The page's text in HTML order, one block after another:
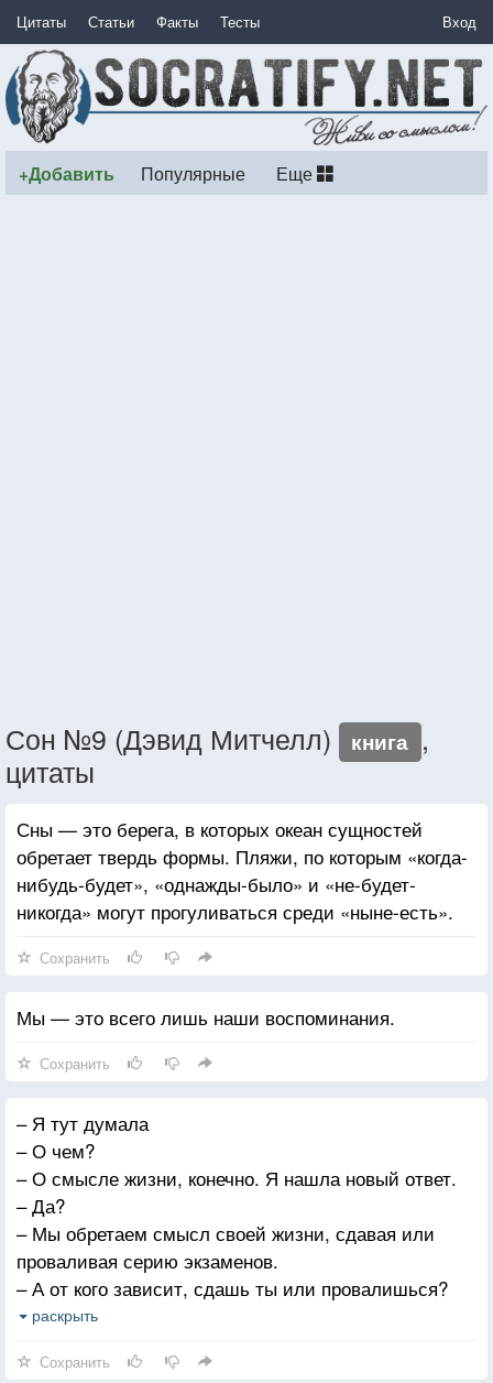
Цитаты Статьи Факты Тесты Вход
+Добавить Популярные Еще
Сон №9 (Дэвид Митчелл) книга ,
цитаты
Сны — это берега, в которых океан сущностей
обретает твердь формы. Пляжи, по которым «когда-
нибудь-будет», «однажды-было» и «не-будет-
никогда» могут прогуливаться среди «ныне-есть».
Сохранить
Мы — это всего лишь наши воспоминания.
Сохранить
– Я тут думала
– О чем?
– О смысле жизни, конечно. Я нашла новый ответ.
– Да?
– Мы обретаем смысл своей жизни, сдавая или
проваливая серию экзаменов.
– А от кого зависит, сдашь ты или провалишься?
В трубке звучит эхо ее шагов и трещат помехи.
раскрыть
Сохранить